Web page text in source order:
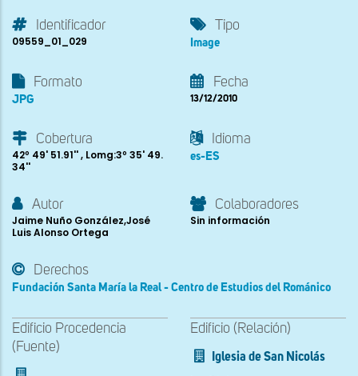
Identificador
09559_01_029
Tipo
Image
Formato
JPG
Fecha
13/12/2010
Cobertura
42º 49' 51.91'' , Lomg:3º 35' 49.
34''
Idioma
es-ES
Autor
Jaime Nuño González,José
Luis Alonso Ortega
Colaboradores
Sin información
Derechos
Fundación Santa María la Real - Centro de Estudios del Románico
Edificio Procedencia
(Fuente)
Edificio (Relación)
Iglesia de San Nicolás